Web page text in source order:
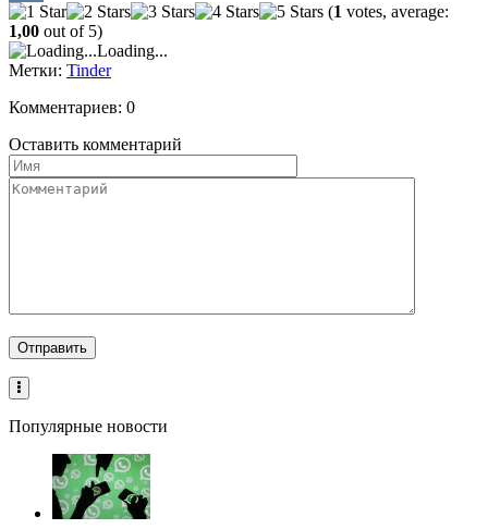
VK
(1 votes, average:
1,00 out of 5)
Loading...
Метки: Tinder
Комментариев: 0
Оставить комментарий
Популярные новости